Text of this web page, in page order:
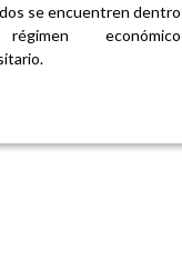
se encuentren dentro
económico